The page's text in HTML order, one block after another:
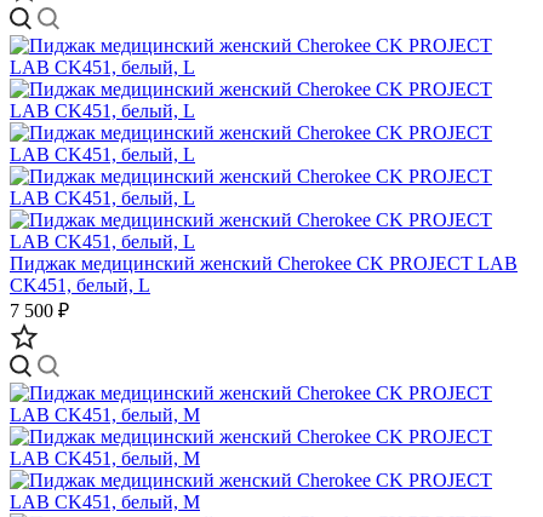
Пиджак медицинский женский Cherokee CK PROJECT LAB
CK451, белый, L
7 500 ₽